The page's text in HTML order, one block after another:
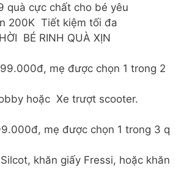
quà cực chất cho bé yêu
200K Tiết kiệm tối đa
BÉ RINH QUÀ XỊN
mẹ được chọn 1 trong 2
hoặc Xe trượt scooter.
mẹ được chọn 1 trong 3 q
khăn giấy Fressi, hoặc khăn